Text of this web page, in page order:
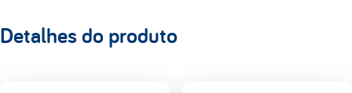
Detalhes do produto